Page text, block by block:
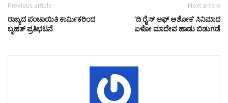
Previous article
ರಾಜ್ಯದ ಪಂಚಾಯಿತಿ ಕಾರ್ಮಿಕರಿಂದ
ಬೃಹತ್‌ ಪ್ರತಿಭಟನೆ
Next article
‘ದಿ ರೈಸ್ ಆಫ್ ಅಶೋಕ’ ಸಿನಿಮಾದ
ಏಳೋ ಮಾದೇವ ಹಾಡು ಬಿಡುಗಡೆ